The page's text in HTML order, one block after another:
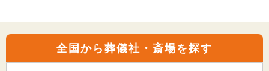
全国から葬儀社・斎場を探す